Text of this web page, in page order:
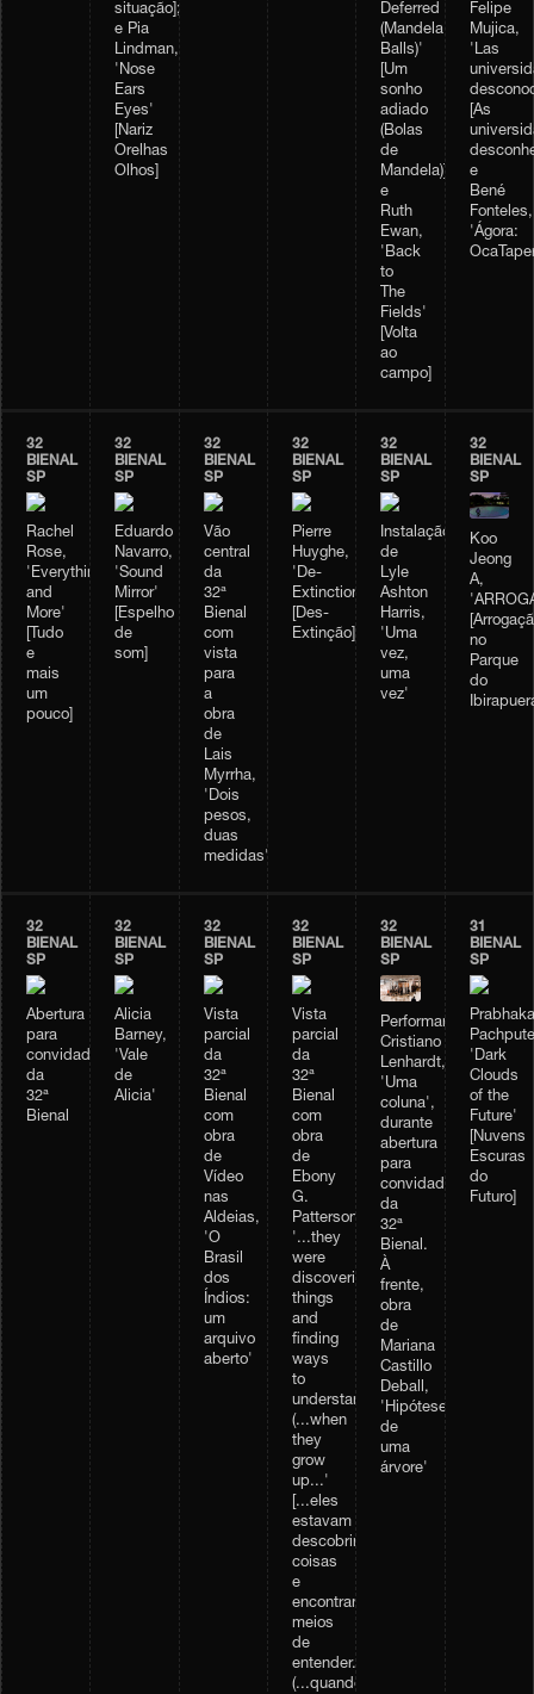
situação];
e Pia
Lindman,
'Nose
Ears
Eyes'
[Nariz
Orelhas
Olhos]
Deferred
(Mandela
Balls)'
[Um
sonho
adiado
(Bolas
de
Mandela)];
e
Ruth
Ewan,
'Back
to
The
Fields'
[Volta
ao
campo]
Felipe
Mujica,
'Las
[As
e
Bené
Fonteles,
'Ágora:
32
BIENAL
SP
Rachel
Rose,
'Everything
and
More'
[Tudo
e
mais
um
pouco]
32
BIENAL
SP
Eduardo
Navarro,
'Sound
Mirror'
[Espelho
de
som]
32
BIENAL
SP
Vão
central
da
32ª
Bienal
com
vista
para
a
obra
de
Lais
Myrrha,
'Dois
pesos,
duas
medidas'
32
BIENAL
SP
Pierre
Huyghe,
'De-
Extinction'
[Des-
Extinção]
32
BIENAL
SP
Instalação
de
Lyle
Ashton
Harris,
'Uma
vez,
uma
vez'
32
BIENAL
SP
Koo
Jeong
A,
no
Parque
do
32
BIENAL
SP
Abertura
para
convidados
da
32ª
Bienal
32
BIENAL
SP
Alicia
Barney,
'Vale
de
Alicia'
32
BIENAL
SP
Vista
parcial
da
32ª
Bienal
com
obra
de
Vídeo
nas
Aldeias,
'O
Brasil
dos
Índios:
um
arquivo
aberto'
32
BIENAL
SP
Vista
parcial
da
32ª
Bienal
com
obra
de
Ebony
G.
Patterson,
'...they
were
discovering
things
and
finding
ways
to
understand...
(...when
they
grow
up...'
[...eles
estavam
descobrindo
coisas
e
encontrando
meios
de
entender...
(...quando
32
BIENAL
SP
Performance
Cristiano
Lenhardt,
'Uma
coluna',
durante
abertura
para
convidados
da
32ª
Bienal.
À
frente,
obra
de
Mariana
Castillo
Deball,
'Hipótese
de
uma
árvore'
31
BIENAL
SP
'Dark
Clouds
of the
Future'
[Nuvens
Escuras
do
Futuro]